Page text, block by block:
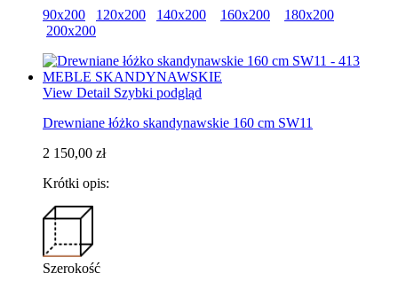
90x200 120x200 140x200 160x200
180x200
200x200
View Detail Szybki podgląd
Drewniane łóżko skandynawskie 160 cm SW11
2 150,00 zł
Krótki opis:
Szerokość